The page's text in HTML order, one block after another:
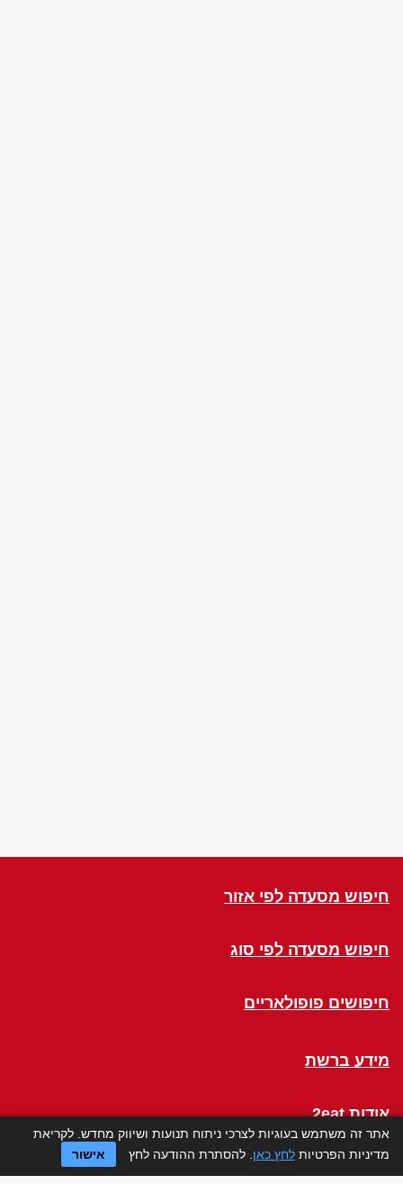
חיפוש מסעדה לפי אזור
חיפוש מסעדה לפי סוג
חיפושים פופולאריים
מידע ברשת
אודות 2eat
Click a Table
אתר זה משתמש בעוגיות לצרכי ניתוח תנועות ושיווק מחדש. לקריאת
מדיניות הפרטיות לחץ כאן . להסתרת ההודעה לחץ אישור